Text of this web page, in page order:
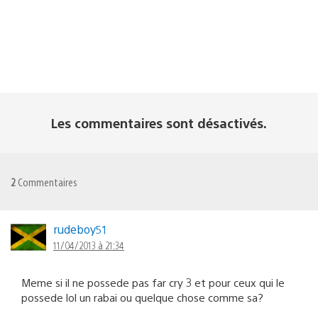
Les commentaires sont désactivés.
2 Commentaires
rudeboy51
11/04/2013 à 21:34
Meme si il ne possede pas far cry 3 et pour ceux qui le
possede lol un rabai ou quelque chose comme sa?